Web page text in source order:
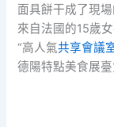
面具餅干成了現場
來自法國的15歲
“高人氣共享會議
德陽特點美食展